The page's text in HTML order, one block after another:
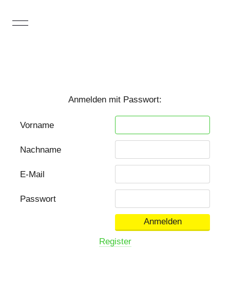
Anmelden mit Passwort:
Vorname
Nachname
E-Mail
Passwort
Register